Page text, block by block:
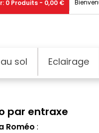
0 Produits - 0,00 €
sol Eclairage
par entraxe
Roméo :